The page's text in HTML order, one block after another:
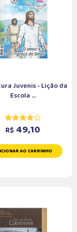
Juvenis - Lição da
Escola ...
R$ 49,10
AO CARRINHO